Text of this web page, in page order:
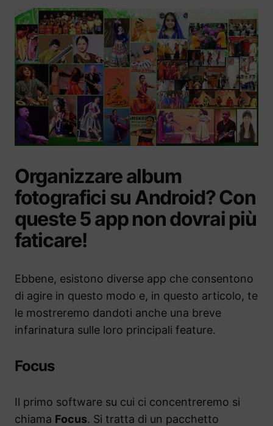
Organizzare album
fotografici su Android? Con
queste 5 app non dovrai più
faticare!
Ebbene, esistono diverse app che consentono
di agire in questo modo e, in questo articolo, te
le mostreremo dandoti anche una breve
infarinatura sulle loro principali feature.
Focus
Il primo software su cui ci concentreremo si
chiama Focus. Si tratta di un pacchetto